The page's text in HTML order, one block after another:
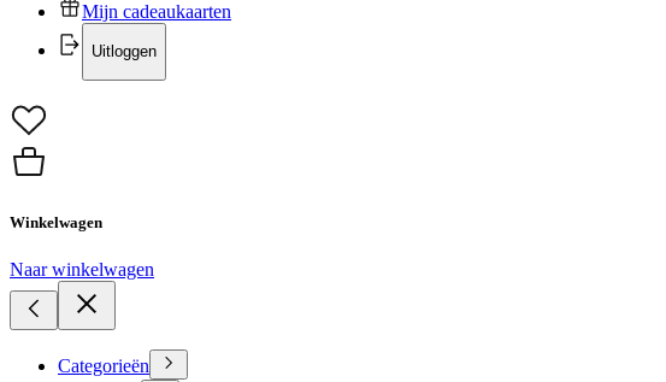
Mijn cadeaukaarten
Uitloggen
Winkelwagen
Naar winkelwagen
Categorieën